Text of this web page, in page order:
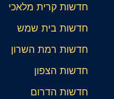
חדשות קרית מלאכי
חדשות בית שמש
חדשות רמת השרון
חדשות הצפון
חדשות הדרום